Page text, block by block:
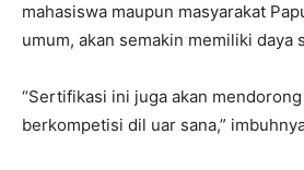
mahasiswa maupun masyarakat
umum, akan semakin memiliki daya
“Sertifikasi ini juga akan
berkompetisi dil uar sana,”